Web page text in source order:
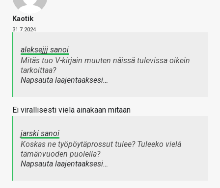
Kaotik
31.7.2024
aleksejjj sanoi
Mitäs tuo V-kirjain muuten näissä tulevissa oikein
tarkoittaa?
Napsauta laajentaaksesi…
Ei virallisesti vielä ainakaan mitään
jarski sanoi
Koskas ne työpöytäprossut tulee? Tuleeko vielä
tämänvuoden puolella?
Napsauta laajentaaksesi…